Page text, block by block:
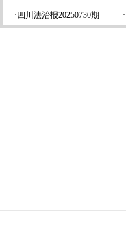
· 四川法治报20250730期 ·